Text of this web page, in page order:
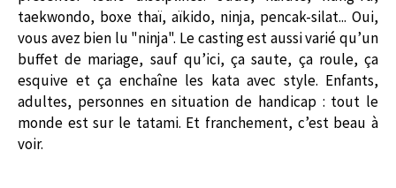
taekwondo, boxe thaï, aïkido, ninja, pencak-silat... Oui,
vous avez bien lu "ninja". Le casting est aussi varié qu’un
buffet de mariage, sauf qu’ici, ça saute, ça roule, ça
esquive et ça enchaîne les kata avec style. Enfants,
adultes, personnes en situation de handicap : tout le
monde est sur le tatami. Et franchement, c’est beau à
voir.